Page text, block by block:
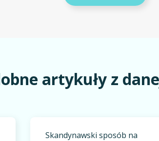
artykuły z
Skandynawski sposób na